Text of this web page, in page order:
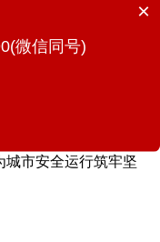
古建筑结构的前提
安全通行都关乎万千
城市安全运行筑牢坚
×
微信同号)